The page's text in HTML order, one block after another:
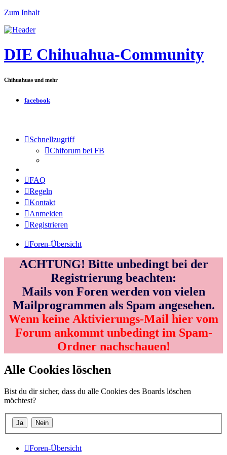
Zum Inhalt
DIE Chihuahua-Community
Chihuahuas und mehr
facebook
Schnellzugriff
Chiforum bei FB
FAQ
Regeln
Kontakt
Anmelden
Registrieren
Foren-Übersicht
ACHTUNG! Bitte unbedingt bei der
Registrierung beachten:
Mails von Foren werden von vielen
Mailprogrammen als Spam angesehen.
Wenn keine Aktivierungs-Mail hier vom
Forum ankommt unbedingt im Spam-
Ordner nachschauen!
Alle Cookies löschen
Bist du dir sicher, dass du alle Cookies des Boards löschen
möchtest?
Foren-Übersicht